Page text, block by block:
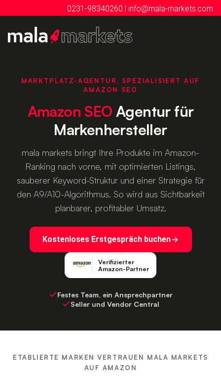
0231-98340260 I info@mala-markets.com
MARKTPLATZ-AGENTUR, SPEZIALISIERT AUF
AMAZON SEO
Amazon SEO Agentur für
Markenhersteller
mala markets bringt Ihre Produkte im Amazon-
Ranking nach vorne, mit optimierten Listings,
sauberer Keyword-Struktur und einer Strategie für
den A9/A10-Algorithmus. So wird aus Sichtbarkeit
planbarer, profitabler Umsatz.
Kostenloses Erstgespräch buchen
Verifizierter
Amazon-Partner
Festes Team, ein Ansprechpartner
Seller und Vendor Central
ETABLIERTE MARKEN VERTRAUEN MALA MARKETS
AUF AMAZON